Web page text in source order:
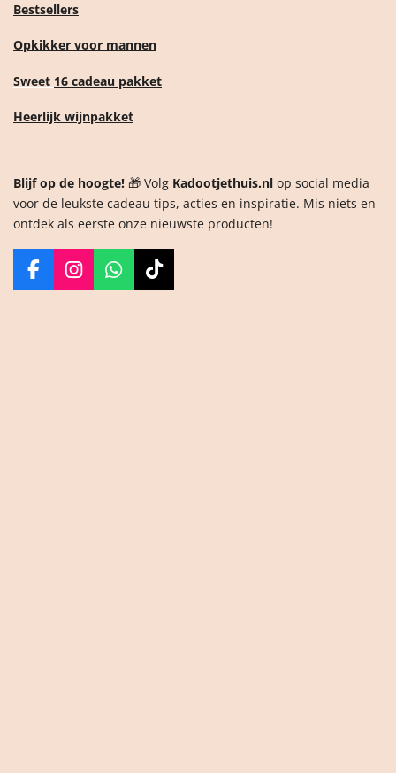
Bestsellers
Opkikker voor mannen
Sweet 16 cadeau pakket
Heerlijk wijnpakket
Blijf op de hoogte! 🎁 Volg Kadootjethuis.nl op social media
voor de leukste cadeau tips, acties en inspiratie. Mis niets en
ontdek als eerste onze nieuwste producten!
F
a
I
n
W
h
T
i